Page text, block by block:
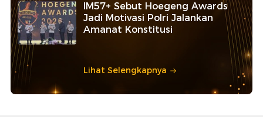
IM57+ Sebut Hoegeng Awards
Jadi Motivasi Polri Jalankan
Amanat Konstitusi
Lihat Selengkapnya